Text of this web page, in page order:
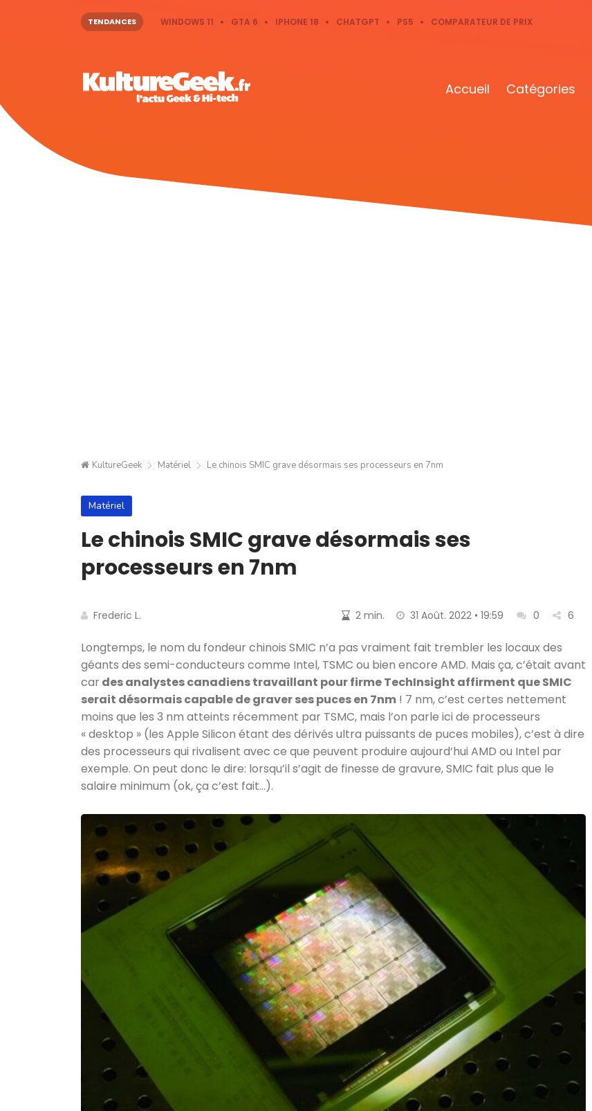
TENDANCES WINDOWS 11 GTA 6 IPHONE 18 CHATGPT PS5 COMPARATEUR DE PRIX
Accueil Catégories
KultureGeek Matériel Le chinois SMIC grave désormais ses processeurs en 7nm
Matériel
Le chinois SMIC grave désormais ses
processeurs en 7nm
Frederic L. 2 min. 31 Août. 2022 • 19:59 0 6
Longtemps, le nom du fondeur chinois SMIC n’a pas vraiment fait trembler les locaux des
géants des semi-conducteurs comme Intel, TSMC ou bien encore AMD. Mais ça, c’était avant
car des analystes canadiens travaillant pour firme TechInsight affirment que SMIC
serait désormais capable de graver ses puces en 7nm ! 7 nm, c’est certes nettement
moins que les 3 nm atteints récemment par TSMC, mais l’on parle ici de processeurs
« desktop » (les Apple Silicon étant des dérivés ultra puissants de puces mobiles), c’est à dire
des processeurs qui rivalisent avec ce que peuvent produire aujourd’hui AMD ou Intel par
exemple. On peut donc le dire: lorsqu’il s’agit de finesse de gravure, SMIC fait plus que le
salaire minimum (ok, ça c’est fait…).